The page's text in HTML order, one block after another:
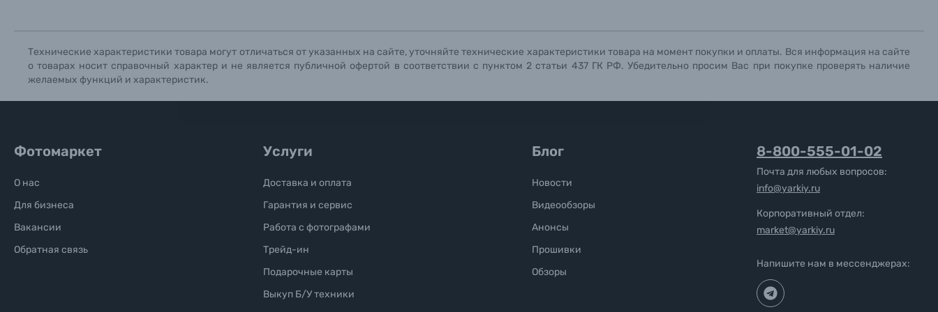
Б/У фототехника (Комиссионные товары)
Уценённые товары
Технические характеристики товара могут отличаться от указанных на сайте, уточняйте технические характеристики товара на момент покупки и оплаты. Вся информация на сайте
о товарах носит справочный характер и не является публичной офертой в соответствии с пунктом 2 статьи 437 ГК РФ. Убедительно просим Вас при покупке проверять наличие
желаемых функций и характеристик.
Фотомаркет
О нас
Для бизнеса
Вакансии
Обратная связь
Услуги
Доставка и оплата
Гарантия и сервис
Работа с фотографами
Трейд-ин
Подарочные карты
Выкуп Б/У техники
Блог
Новости
Видеообзоры
Анонсы
Прошивки
Обзоры
8-800-555-01-02
Почта для любых вопросов:
info@yarkiy.ru
Корпоративный отдел:
market@yarkiy.ru
Напишите нам в мессенджерах: